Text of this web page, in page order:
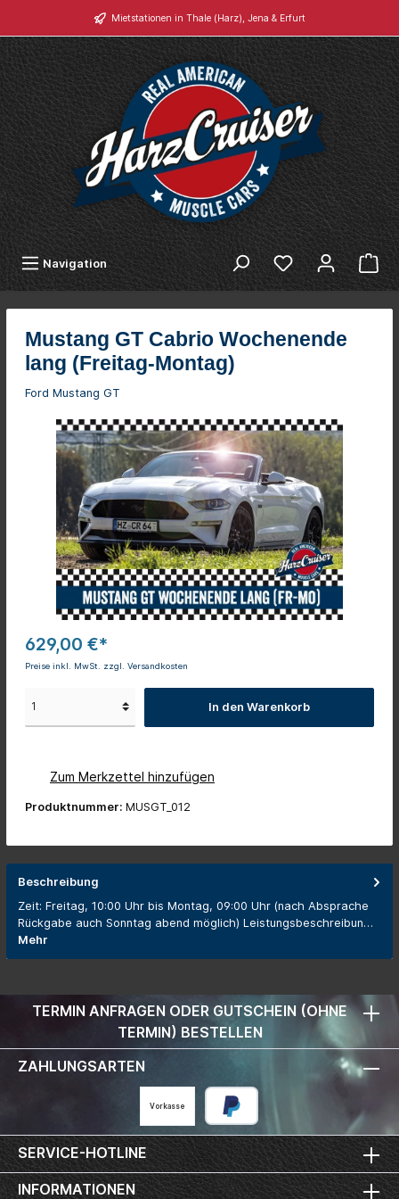
Mietstationen in Thale (Harz), Jena & Erfurt
Navigation
Mustang GT Cabrio Wochenende
lang (Freitag-Montag)
Ford Mustang GT
629,00 €*
Preise inkl. MwSt. zzgl. Versandkosten
In den Warenkorb
Zum Merkzettel hinzufügen
Produktnummer: MUSGT_012
Beschreibung
Zeit: Freitag, 10:00 Uhr bis Montag, 09:00 Uhr (nach Absprache
Rückgabe auch Sonntag abend möglich) Leistungsbeschreibun…
Mehr
TERMIN ANFRAGEN ODER GUTSCHEIN (OHNE
TERMIN) BESTELLEN
ZAHLUNGSARTEN
Vorkasse
SERVICE-HOTLINE
INFORMATIONEN